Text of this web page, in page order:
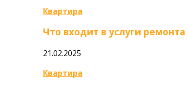
Квартира
Что входит в услуги
21.02.2025
Квартира